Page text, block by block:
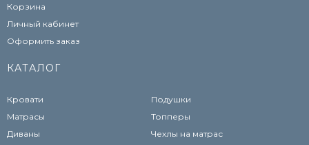
Корзина
Личный кабинет
Оформить заказ
КАТАЛОГ
Кровати
Матрасы
Диваны
Подушки
Топперы
Чехлы на матрас